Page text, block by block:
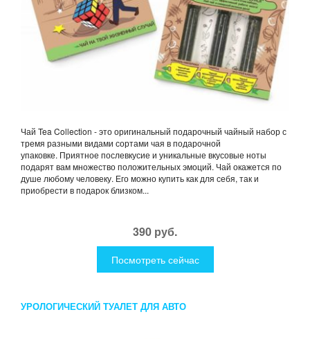
Чай Tea Collection - это оригинальный подарочный чайный набор с
тремя разными видами сортами чая в подарочной
упаковке. Приятное послевкусие и уникальные вкусовые ноты
подарят вам множество положительных эмоций. Чай окажется по
душе любому человеку. Его можно купить как для себя, так и
приобрести в подарок близком...
390 руб.
Посмотреть сейчас
УРОЛОГИЧЕСКИЙ ТУАЛЕТ ДЛЯ АВТО